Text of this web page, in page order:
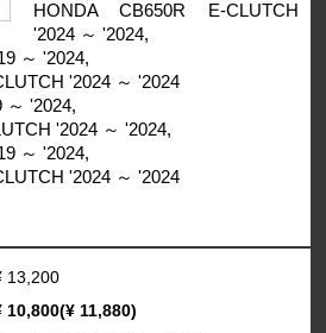
HONDA CB650R E-CLUTCH
'2024 ～ '2024,
～ '2024,
'2024 ～ '2024
～ '2024,
'2024 ～ '2024,
～ '2024,
'2024 ～ '2024
13,200
10,800(¥ 11,880)